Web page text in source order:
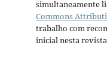
simultaneamente
Commons
trabalho com
inicial nesta